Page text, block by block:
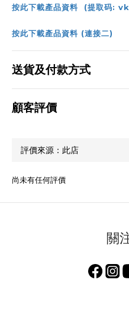
按此下載產品資料 (提取码:
按此下載產品資料 (連接二)
送貨及付款方式
顧客評價
尚未有任何評價
關